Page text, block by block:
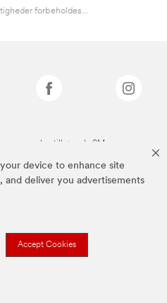
device to enhance site
and deliver you advertisements
Accept Cookies
forbeholdes...
varemærker tilhørende 3M.